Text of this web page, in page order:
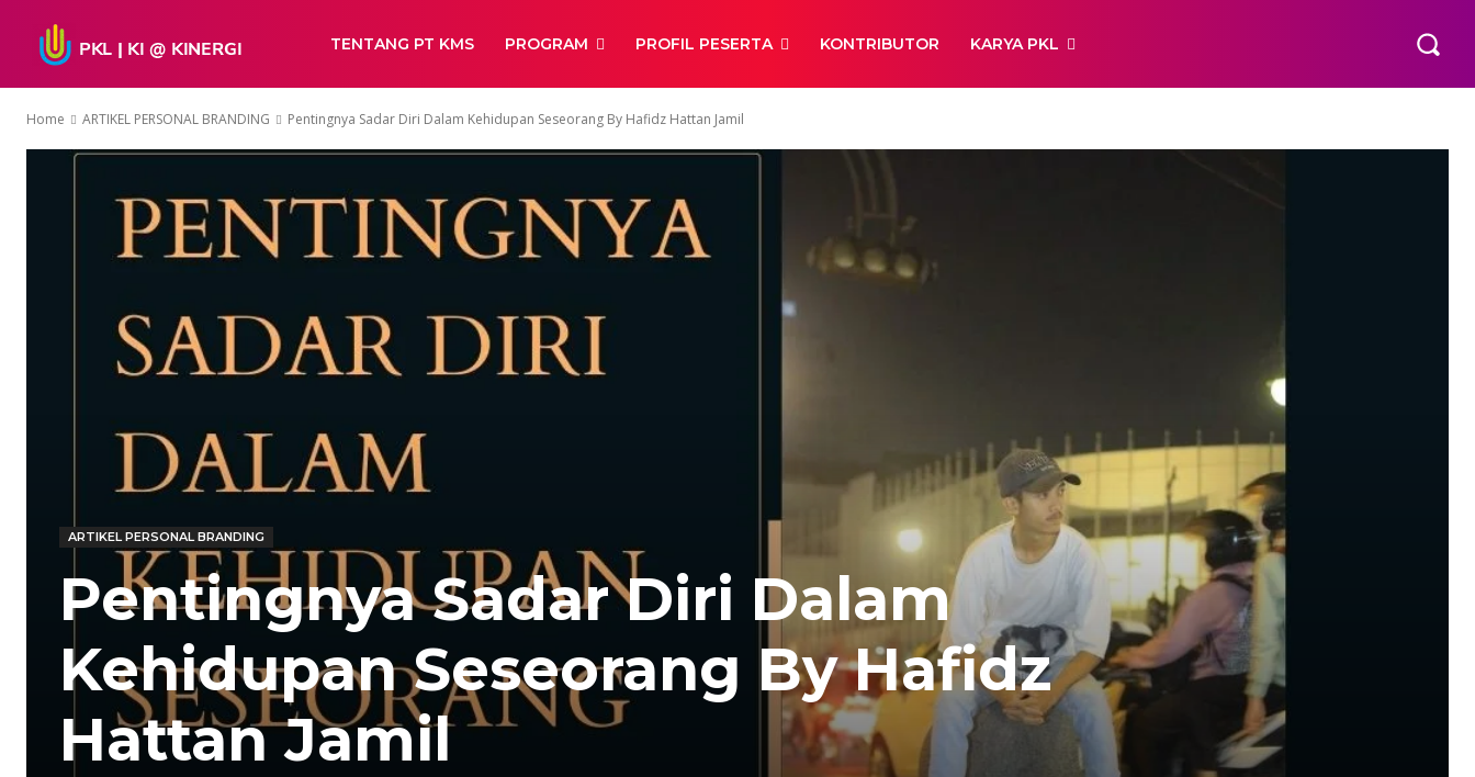
TENTANG PT KMS PROGRAM PROFIL PESERTA KONTRIBUTOR KARYA PKL
Home ARTIKEL PERSONAL BRANDING Pentingnya Sadar Diri Dalam Kehidupan Seseorang By Hafidz Hattan Jamil
ARTIKEL PERSONAL BRANDING
Pentingnya Sadar Diri Dalam
Kehidupan Seseorang By Hafidz
Hattan Jamil